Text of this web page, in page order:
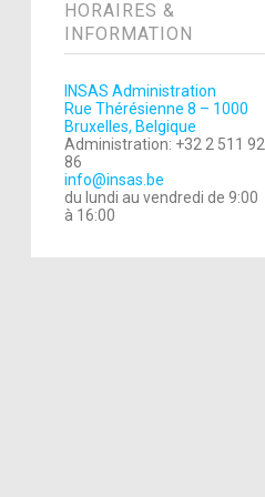
HORAIRES &
INFORMATION
INSAS Administration
Rue Thérésienne 8 – 1000
Bruxelles, Belgique
Administration: +32 2 511 92
86
info@insas.be
du lundi au vendredi de 9:00
à 16:00